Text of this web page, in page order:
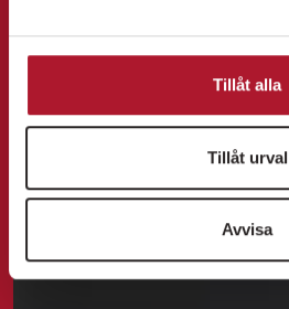
Tillåt alla
Tillåt urval
Avvisa